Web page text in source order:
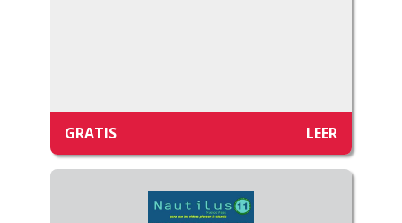
GRATIS LEER